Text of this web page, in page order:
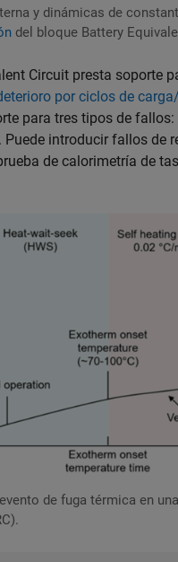
y dinámicas de
del bloque Battery
Circuit presta soporte
por ciclos de
para tres tipos de
introducir fallos
de calorimetría de
de fuga térmica en